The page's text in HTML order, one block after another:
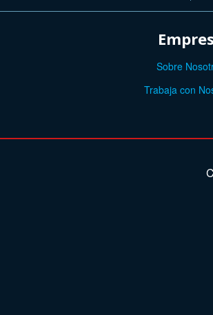
Sobre
Trabaja con